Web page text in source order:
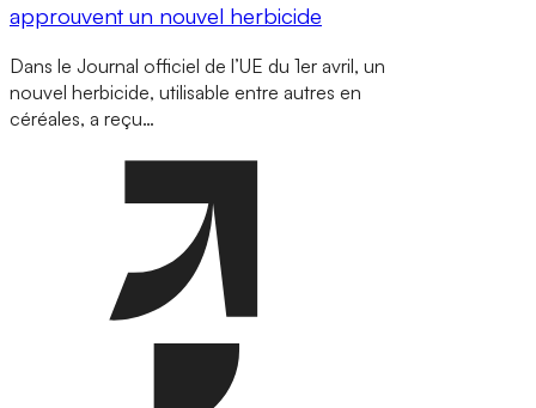
approuvent un nouvel herbicide
Dans le Journal officiel de l’UE du 1er avril, un
nouvel herbicide, utilisable entre autres en
céréales, a reçu…